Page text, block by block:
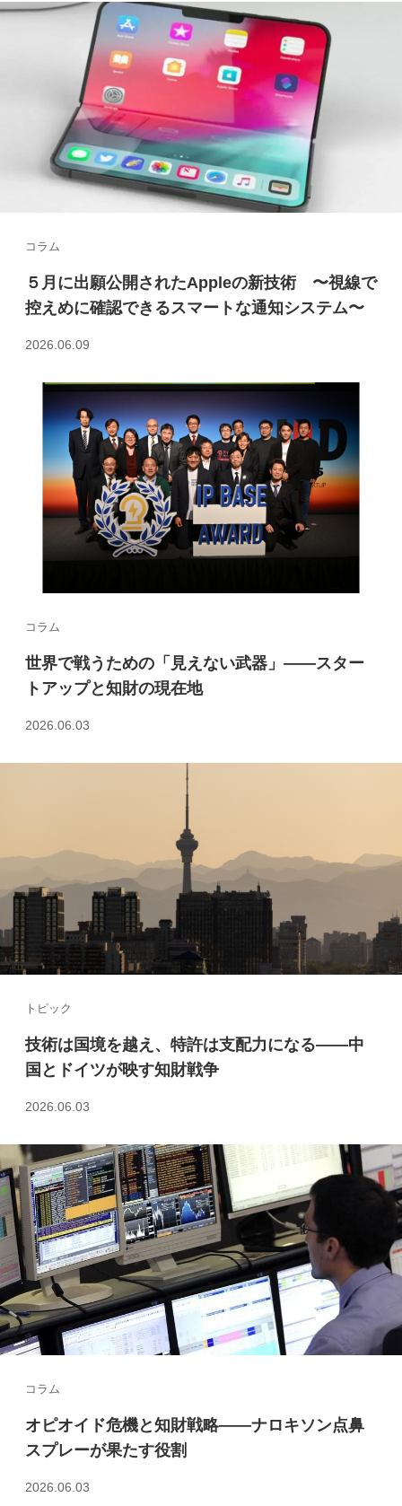
コラム
５月に出願公開されたAppleの新技術 〜視線で
控えめに確認できるスマートな通知システム〜
2026.06.09
コラム
世界で戦うための「見えない武器」――スター
トアップと知財の現在地
2026.06.03
トピック
技術は国境を越え、特許は支配力になる――中
国とドイツが映す知財戦争
2026.06.03
コラム
オピオイド危機と知財戦略――ナロキソン点鼻
スプレーが果たす役割
2026.06.03